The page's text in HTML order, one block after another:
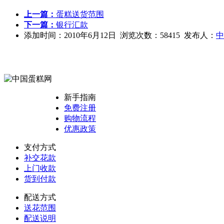
上一篇： 蛋糕送货范围
下一篇： 银行汇款
添加时间：2010年6月12日 浏览次数：58415 发布人：
新手指南
免费注册
购物流程
优惠政策
支付方式
补交花款
上门收款
货到付款
配送方式
送花范围
配送说明